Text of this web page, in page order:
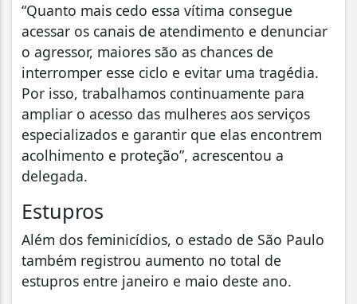
“Quanto mais cedo essa vítima consegue
acessar os canais de atendimento e denunciar
o agressor, maiores são as chances de
interromper esse ciclo e evitar uma tragédia.
Por isso, trabalhamos continuamente para
ampliar o acesso das mulheres aos serviços
especializados e garantir que elas encontrem
acolhimento e proteção”, acrescentou a
delegada.
Estupros
Além dos feminicídios, o estado de São Paulo
também registrou aumento no total de
estupros entre janeiro e maio deste ano.